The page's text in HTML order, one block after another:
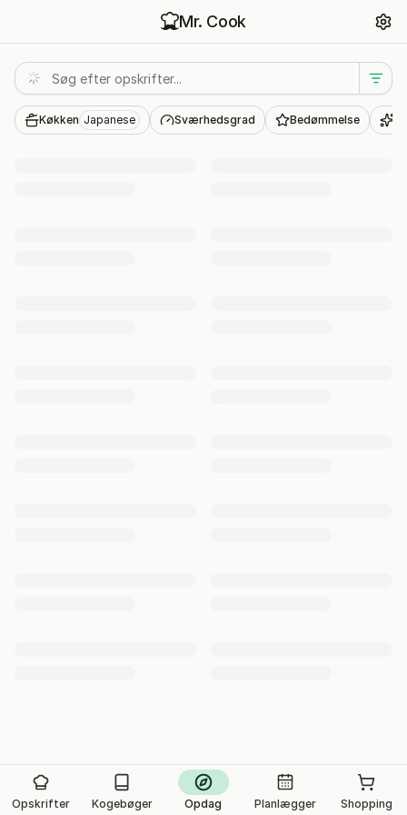
Opskrifter
Køkken Japanese Sværhedsgrad Bedømmelse
Mr. Cook
Opskrifter Kogebøger Opdag Planlægger Shopping